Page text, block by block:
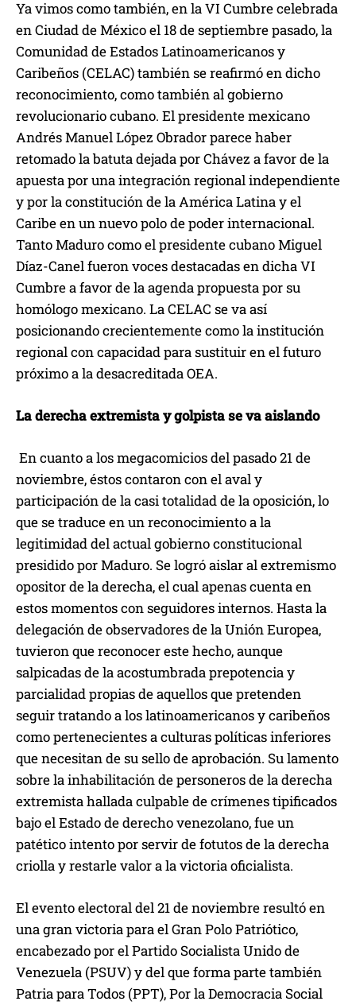
Ya vimos como también, en la VI Cumbre celebrada
en Ciudad de México el 18 de septiembre pasado, la
Comunidad de Estados Latinoamericanos y
Caribeños (CELAC) también se reafirmó en dicho
reconocimiento, como también al gobierno
revolucionario cubano. El presidente mexicano
Andrés Manuel López Obrador parece haber
retomado la batuta dejada por Chávez a favor de la
apuesta por una integración regional independiente
y por la constitución de la América Latina y el
Caribe en un nuevo polo de poder internacional.
Tanto Maduro como el presidente cubano Miguel
Díaz-Canel fueron voces destacadas en dicha VI
Cumbre a favor de la agenda propuesta por su
homólogo mexicano. La CELAC se va así
posicionando crecientemente como la institución
regional con capacidad para sustituir en el futuro
próximo a la desacreditada OEA.
La derecha extremista y golpista se va aislando
En cuanto a los megacomicios del pasado 21 de
noviembre, éstos contaron con el aval y
participación de la casi totalidad de la oposición, lo
que se traduce en un reconocimiento a la
legitimidad del actual gobierno constitucional
presidido por Maduro. Se logró aislar al extremismo
opositor de la derecha, el cual apenas cuenta en
estos momentos con seguidores internos. Hasta la
delegación de observadores de la Unión Europea,
tuvieron que reconocer este hecho, aunque
salpicadas de la acostumbrada prepotencia y
parcialidad propias de aquellos que pretenden
seguir tratando a los latinoamericanos y caribeños
como pertenecientes a culturas políticas inferiores
que necesitan de su sello de aprobación. Su lamento
sobre la inhabilitación de personeros de la derecha
extremista hallada culpable de crímenes tipificados
bajo el Estado de derecho venezolano, fue un
patético intento por servir de fotutos de la derecha
criolla y restarle valor a la victoria oficialista.
El evento electoral del 21 de noviembre resultó en
una gran victoria para el Gran Polo Patriótico,
encabezado por el Partido Socialista Unido de
Venezuela (PSUV) y del que forma parte también
Patria para Todos (PPT), Por la Democracia Social